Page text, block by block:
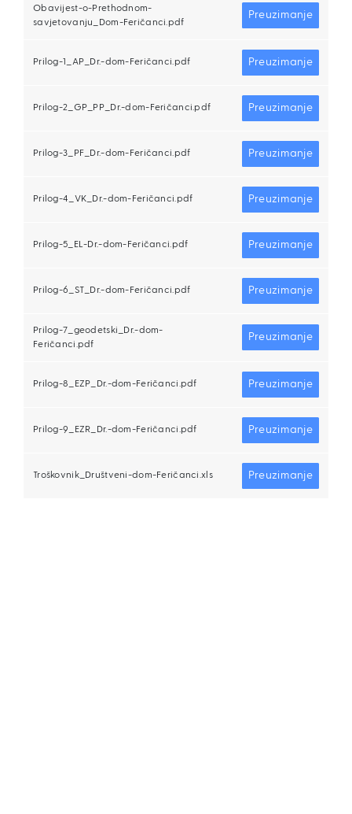
Obavijest-o-Prethodnom-
savjetovanju_Dom-Feričanci.pdf
Preuzimanje
Prilog-1_AP_Dr.-dom-Feričanci.pdf Preuzimanje
Prilog-2_GP_PP_Dr.-dom-Feričanci.pdf Preuzimanje
Prilog-3_PF_Dr.-dom-Feričanci.pdf Preuzimanje
Prilog-4_VK_Dr.-dom-Feričanci.pdf Preuzimanje
Prilog-5_EL-Dr.-dom-Feričanci.pdf Preuzimanje
Prilog-6_ST_Dr.-dom-Feričanci.pdf Preuzimanje
Prilog-7_geodetski_Dr.-dom-
Feričanci.pdf
Preuzimanje
Prilog-8_EZP_Dr.-dom-Feričanci.pdf Preuzimanje
Prilog-9_EZR_Dr.-dom-Feričanci.pdf Preuzimanje
Troškovnik_Društveni-dom-Feričanci.xls Preuzimanje